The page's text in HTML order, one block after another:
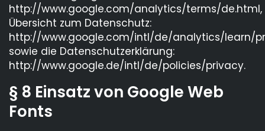
http://www.google.com/analytics/terms/de.html,
Übersicht zum Datenschutz:
http://www.google.com/intl/de/analytics/learn/
sowie die Datenschutzerklärung:
http://www.google.de/intl/de/policies/privacy.
§ 8 Einsatz von Google Web
Fonts